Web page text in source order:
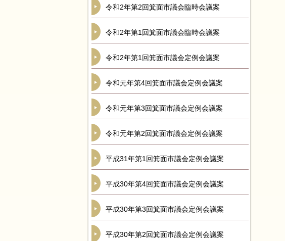
令和2年第2回箕面市議会臨時会議案
令和2年第1回箕面市議会臨時会議案
令和2年第1回箕面市議会定例会議案
令和元年第4回箕面市議会定例会議案
令和元年第3回箕面市議会定例会議案
令和元年第2回箕面市議会定例会議案
平成31年第1回箕面市議会定例会議案
平成30年第4回箕面市議会定例会議案
平成30年第3回箕面市議会定例会議案
平成30年第2回箕面市議会定例会議案